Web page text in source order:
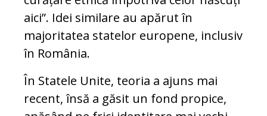
aici”. Idei similare au apărut în
majoritatea statelor europene, inclusiv
în România.
În Statele Unite, teoria a ajuns mai
recent, însă a găsit un fond propice,